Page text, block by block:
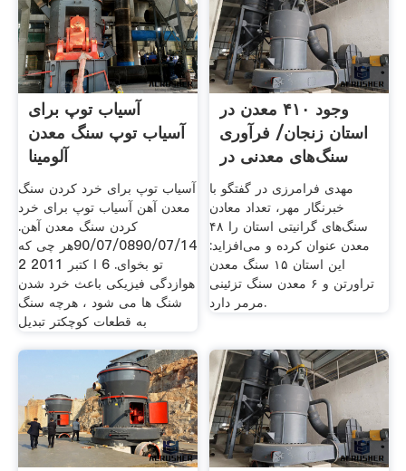
آسیاب توپ برای
آسیاب توپ سنگ معدن
آلومینا
آسیاب توپ برای خرد کردن سنگ
معدن آهن آسیاب توپ برای خرد
کردن سنگ معدن آهن.
90/07/0890/07/14هر چی که
تو بخوای. 6 ا کتبر 2011 2
هوازدگی فیزیکی باعث خرد شدن
شنگ ها می شود ، هرچه سنگ
به قطعات کوچکتر تبدیل
وجود ۴۱۰ معدن در
استان زنجان/ فرآوری
سنگ‌های معدنی در
مهدی فرامرزی در گفتگو با
خبرنگار مهر، تعداد معادن
سنگ‌های گرانیتی استان را ۴۸
معدن عنوان کرده و می‌افزاید:
این استان ۱۵ سنگ معدن
تراورتن و ۶ معدن سنگ تزئینی
مرمر دارد.